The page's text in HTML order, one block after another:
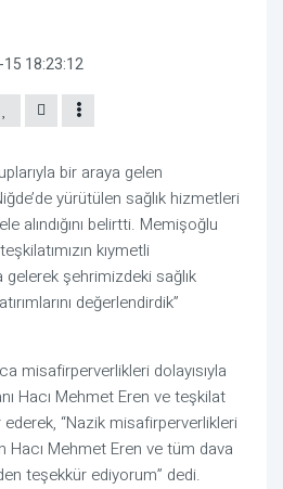
18:23:12
bir araya gelen
yürütülen sağlık hizmetleri
alındığını belirtti. Memişoğlu
kıymetli
gelerek şehrimizdeki sağlık
değerlendirdik”
misafirperverlikleri dolayısıyla
Hacı Mehmet Eren ve teşkilat
“Nazik misafirperverlikleri
Hacı Mehmet Eren ve tüm dava
teşekkür ediyorum” dedi.